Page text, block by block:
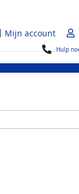
Mijn account
Hulp